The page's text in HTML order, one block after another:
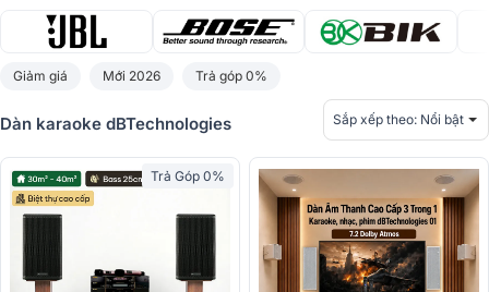
Giảm giá Mới 2026 Trả góp 0%
Dàn karaoke dBTechnologies Sắp xếp theo: Nổi bật
Trả Góp 0%